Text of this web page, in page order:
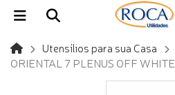
Utensílios para sua Casa
ORIENTAL 7 PLENUS OFF WHITE